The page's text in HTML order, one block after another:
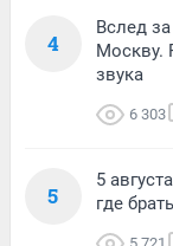
4
Вслед
Москву.
звука
6 303
5
5
где